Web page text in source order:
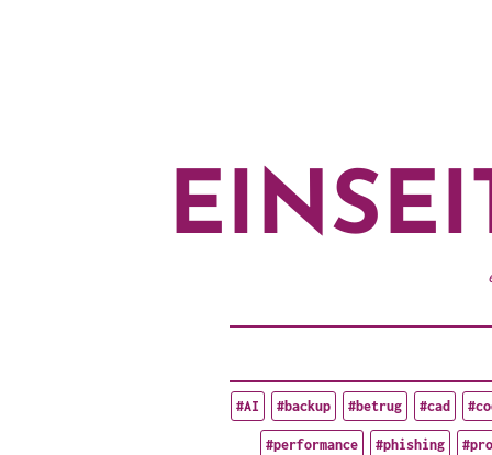
#AI #backup #betrug #cad
#performance #phishing